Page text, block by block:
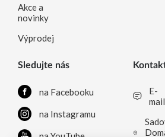
Akce a
novinky
Výprodej
Sledujte nás
na Facebooku
na Instagramu
E-